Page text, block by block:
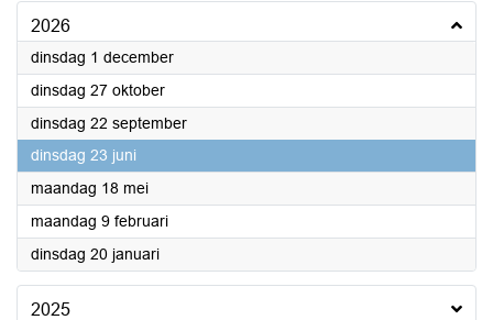
2026
dinsdag 1 december2026
dinsdag 27 oktober2026
dinsdag 22 september2026
dinsdag 23 juni
maandag 18 mei2026
maandag 9 februari2026
dinsdag 20 januari2026
2025